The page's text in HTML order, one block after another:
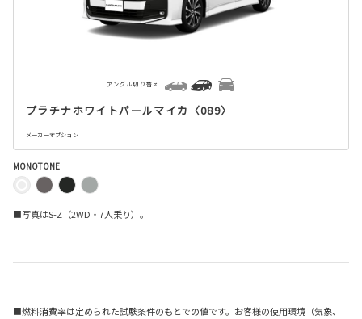
プラチナホワイトパールマイカ〈089〉
メーカーオプション
アングル切り替え
MONOTONE
■写真はS-Z（2WD・7人乗り）。
■燃料消費率は定められた試験条件のもとでの値です。お客様の使用環境（気象、